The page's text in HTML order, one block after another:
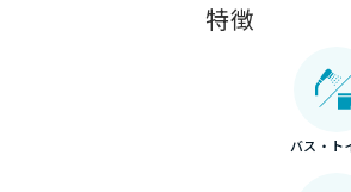
特徴
バス・ト